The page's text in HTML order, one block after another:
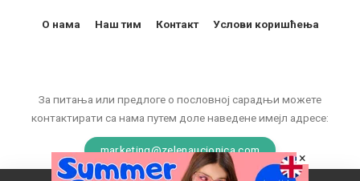
За питања или предлоге о пословној сарадњи можете
контактирати са нама путем доле наведене имејл адресе:
marketing@zelenaucionica.com
О нама Наш тим Контакт Услови коришћења
×